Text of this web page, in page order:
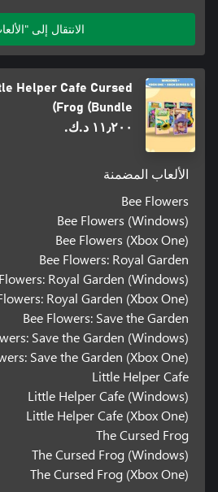
الانتقال إلى
Helper Cafe Cursed
Frog (Bundle)
١١٫٢٠٠ د.ك.‏
الألعاب المضمنة
Bee Flowers
Bee Flowers (Windows)
Bee Flowers (Xbox One)
Bee Flowers: Royal Garden
Royal Garden (Windows)
Royal Garden (Xbox One)
Bee Flowers: Save the Garden
Save the Garden (Windows)
Save the Garden (Xbox One)
Little Helper Cafe
Little Helper Cafe (Windows)
Little Helper Cafe (Xbox One)
The Cursed Frog
The Cursed Frog (Windows)
The Cursed Frog (Xbox One)